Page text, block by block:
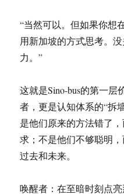
“当然可以。但如果你想
用新加坡的方式思考。
力。”
这就是Sino-bus的第一
者，更是认知体系的“拆
是他们原来的方法错了
求；不是他们不够聪明
过去和未来。
唤醒者：在至暗时刻点